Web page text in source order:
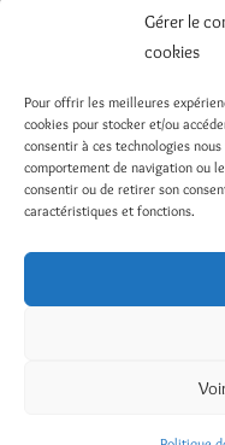
Gérer le
cookies
Pour offrir les meilleures
cookies pour stocker et/ou
consentir à ces technologies
comportement de navigation ou
consentir ou de retirer son
caractéristiques et fonctions.
Inventaires locatifs
réservation
de